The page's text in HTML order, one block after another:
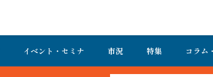
イベント・セミナ 市況 特集 コラム